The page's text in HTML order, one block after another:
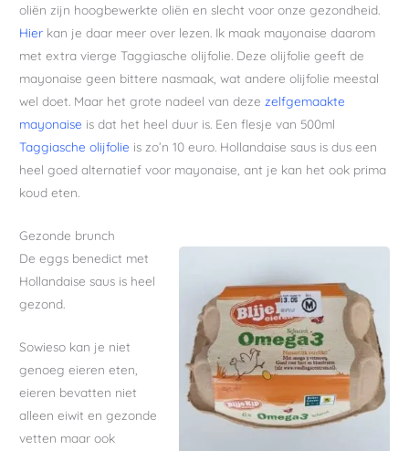
oliën zijn hoogbewerkte oliën en slecht voor onze gezondheid.
Hier kan je daar meer over lezen. Ik maak mayonaise daarom
met extra vierge Taggiasche olijfolie. Deze olijfolie geeft de
mayonaise geen bittere nasmaak, wat andere olijfolie meestal
wel doet. Maar het grote nadeel van deze zelfgemaakte
mayonaise is dat het heel duur is. Een flesje van 500ml
Taggiasche olijfolie is zo’n 10 euro. Hollandaise saus is dus een
heel goed alternatief voor mayonaise, ant je kan het ook prima
koud eten.
Gezonde brunch
De eggs benedict met
Hollandaise saus is heel
gezond.
Sowieso kan je niet
genoeg eieren eten,
eieren bevatten niet
alleen eiwit en gezonde
vetten maar ook